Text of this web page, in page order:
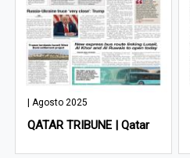
| Agosto 2025
QATAR TRIBUNE | Qatar